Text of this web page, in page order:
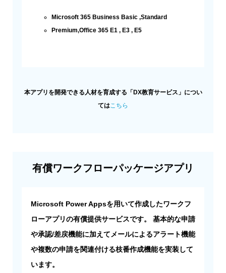
Microsoft 365 Business Basic ,Standard
Premium,Office 365 E1 , E3 , E5
本アプリを開発できる人材を育成する「DX教育サービス」につい
てはこちら
有償ワークフローパッケージアプリ
Microsoft Power Appsを用いて作成したワークフ
ローアプリの有償提供サービスです。 基本的な申請
や承認/差戻機能に加えてメールによるアラート機能
や複数の申請を関連付ける枝番作成機能を実装して
います。